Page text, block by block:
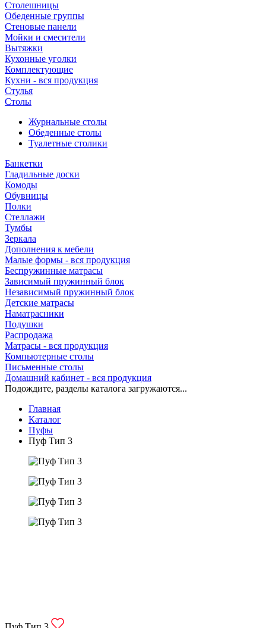
Столешницы
Обеденные группы
Стеновые панели
Мойки и смесители
Вытяжки
Кухонные уголки
Комплектующие
Кухни - вся продукция
Стулья
Столы
Журнальные столы
Обеденные столы
Туалетные столики
Банкетки
Гладильные доски
Комоды
Обувницы
Полки
Стеллажи
Тумбы
Зеркала
Дополнения к мебели
Малые формы - вся продукция
Беспружинные матрасы
Зависимый пружинный блок
Независимый пружинный блок
Детские матрасы
Наматрасники
Подушки
Распродажа
Матрасы - вся продукция
Компьютерные столы
Письменные столы
Домашний кабинет - вся продукция
Подождите, разделы каталога загружаются...
Главная
Каталог
Пуфы
Пуф Тип 3